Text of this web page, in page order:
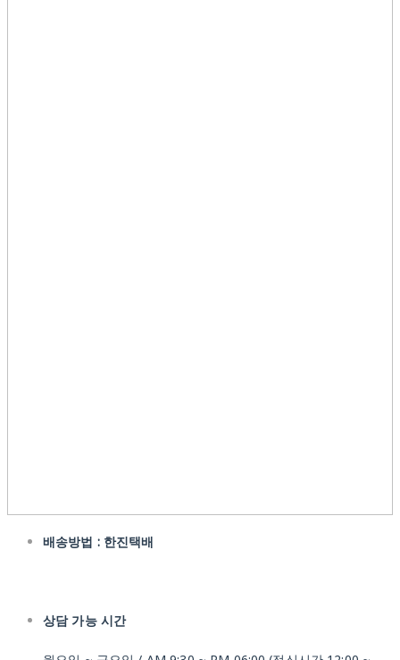
배송방법 : 한진택배
상담 가능 시간